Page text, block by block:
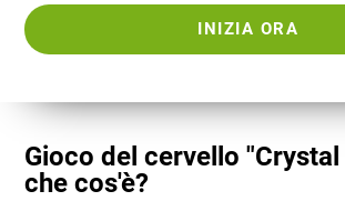
INIZIA ORA
Gioco del cervello
che cos'è?